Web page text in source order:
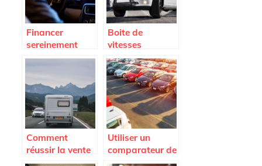
Financer
sereinement
l’achat de votre
vehicule
Boite de
vitesses
automatique ou
manuelle :
quelle option
privilegier ?
Comment
réussir la vente
d’un utilitaire
Utiliser un
comparateur de
voiture neuve